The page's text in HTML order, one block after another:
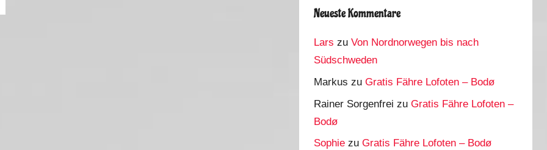
Neueste Kommentare
Lars zuVon Nordnorwegen bis nach
Südschweden
Markus zuGratis Fähre Lofoten – Bodø
Rainer Sorgenfrei zuGratis Fähre Lofoten –
Bodø
Sophie zuGratis Fähre Lofoten – Bodø